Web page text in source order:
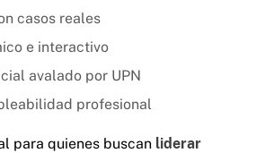
casos reales
e interactivo
avalado por UPN
profesional
para quienes buscan liderar